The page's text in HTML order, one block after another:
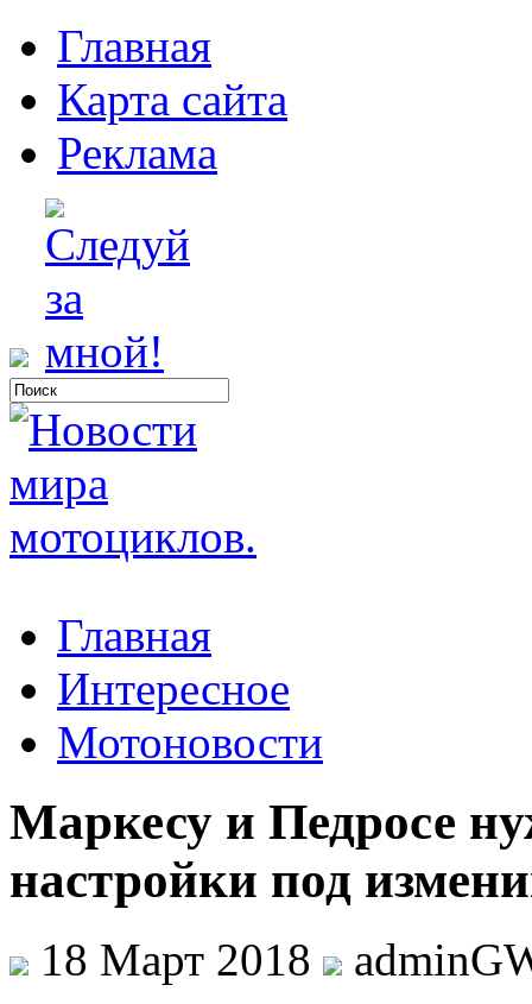
Главная
Карта сайта
Реклама
Главная
Интересное
Мотоновости
Маркесу и Педросе
настройки под
18 Март 2018